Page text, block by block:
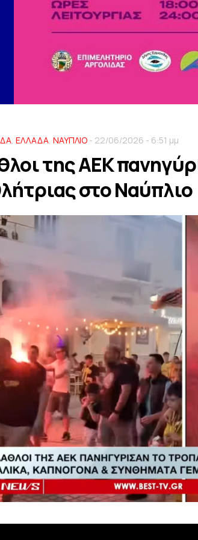
, ΕΛΛΑΔΑ, ΝΑΥΠΛΙΟ - 22/06/2026 - 6:51 μμ
της ΑΕΚ
στο Ναύπλιο